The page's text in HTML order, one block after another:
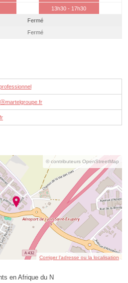
13h30 - 17h30
Fermé
Fermé
© contributeurs OpenStreetMap
Corriger l’adresse ou la localisation
en Afrique du N